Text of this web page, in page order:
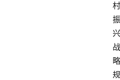
村
振
兴
战
略
规